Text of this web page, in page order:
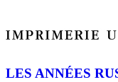
LES ANNÉES